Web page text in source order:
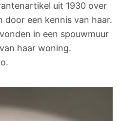
uit 1930 over
door een kennis van haar.
in een spouwmuur
haar woning.